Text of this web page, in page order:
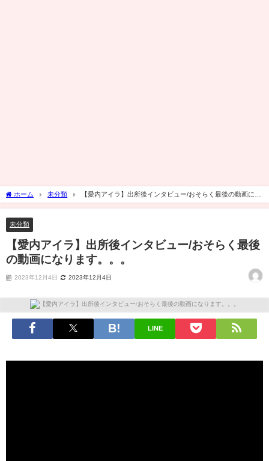
ホーム 未分類
【愛内アイラ】出所後インタビュー/おそらく最後の動画にな
ります。。。
未分類
【愛内アイラ】出所後インタビュー/おそらく最後
の動画になります。。。
2023年12月4日 2023年12月4日
LINE